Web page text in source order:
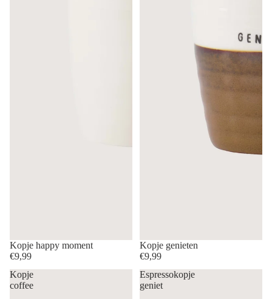
Kopje happy moment
€9,99
Kopje genieten
€9,99
Kopje
coffee
Espressokopje
geniet